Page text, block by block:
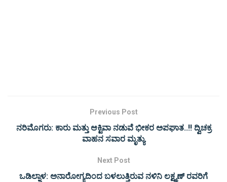
Previous Post
ನರಿಮೊಗರು: ಕಾರು ಮತ್ತು ಆಕ್ಟಿವಾ ನಡುವೆ ಭೀಕರ ಅಪಘಾತ..!! ದ್ವಿಚಕ್ರ
ವಾಹನ ಸವಾರ ಮೃತ್ಯು
Next Post
ಒಡಿಲ್ನಾಳ: ಅನಾರೋಗ್ಯದಿಂದ ಬಳಲುತ್ತಿರುವ ನಳಿನಿ ಲಕ್ಷ್ಮಣ್ ರವರಿಗೆ